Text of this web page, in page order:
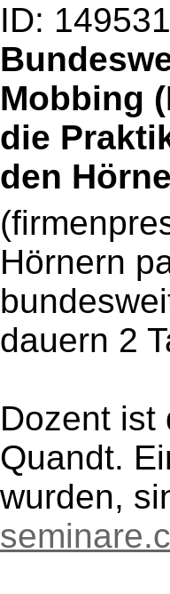
ID:
Mobbing
die
den
Hörnern
dauern 2
Dozent ist
Quandt.
wurden,